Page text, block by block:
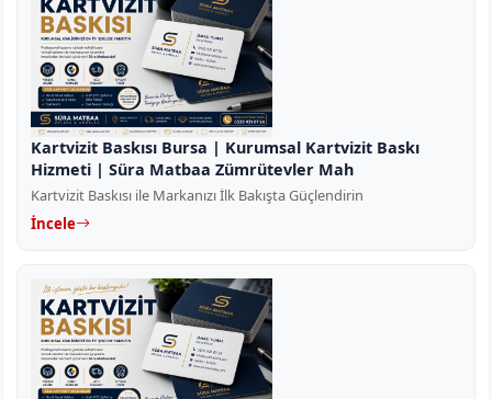
Kartvizit Baskısı Bursa | Kurumsal Kartvizit Baskı
Hizmeti | Süra Matbaa Zümrütevler Mah
Kartvizit Baskısı ile Markanızı İlk Bakışta Güçlendirin
İncele